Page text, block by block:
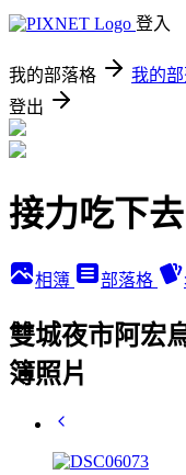
登入
我的部落格 我的
登出
接力吃下去
相簿 部落格
雙城夜市阿宏
簿照片